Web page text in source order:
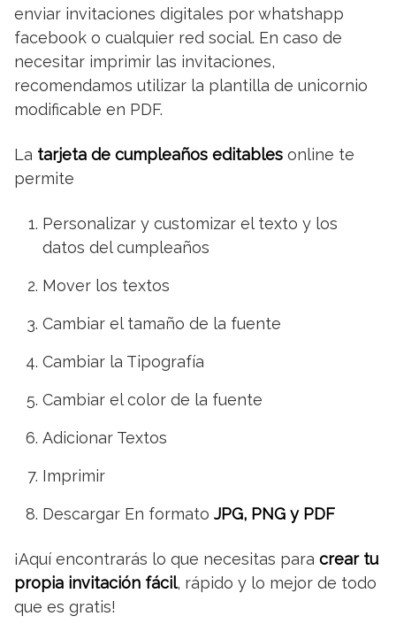
enviar invitaciones digitales por whatshapp
facebook o cualquier red social. En caso de
necesitar imprimir las invitaciones,
recomendamos utilizar la plantilla de unicornio
modificable en PDF.
La tarjeta de cumpleaños editables online te
permite
Personalizar y customizar el texto y los
datos del cumpleaños
Mover los textos
Cambiar el tamaño de la fuente
Cambiar la Tipografía
Cambiar el color de la fuente
Adicionar Textos
Imprimir
Descargar En formato JPG, PNG y PDF
¡Aquí encontrarás lo que necesitas para crear tu
propia invitación fácil, rápido y lo mejor de todo
que es gratis!